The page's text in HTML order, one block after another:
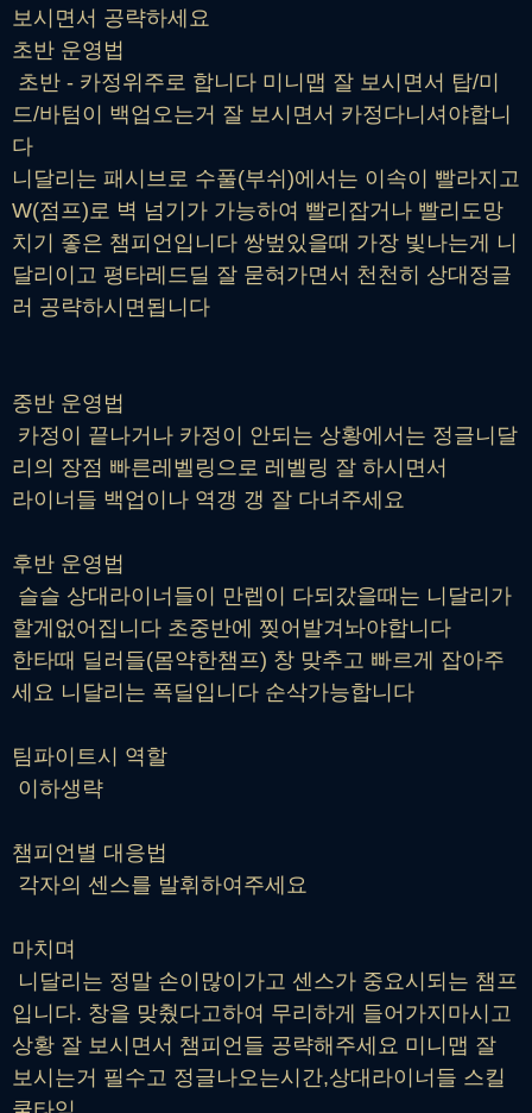
보시면서 공략하세요
초반 운영법
초반 - 카정위주로 합니다 미니맵 잘 보시면서 탑/미
드/바텀이 백업오는거 잘 보시면서 카정다니셔야합니
다
니달리는 패시브로 수풀(부쉬)에서는 이속이 빨라지고
W(점프)로 벽 넘기가 가능하여 빨리잡거나 빨리도망
치기 좋은 챔피언입니다 쌍벞있을때 가장 빛나는게 니
달리이고 평타레드딜 잘 묻혀가면서 천천히 상대정글
러 공략하시면됩니다
중반 운영법
카정이 끝나거나 카정이 안되는 상황에서는 정글니달
리의 장점 빠른레벨링으로 레벨링 잘 하시면서
라이너들 백업이나 역갱 갱 잘 다녀주세요
후반 운영법
슬슬 상대라이너들이 만렙이 다되갔을때는 니달리가
할게없어집니다 초중반에 찢어발겨놔야합니다
한타때 딜러들(몸약한챔프) 창 맞추고 빠르게 잡아주
세요 니달리는 폭딜입니다 순삭가능합니다
팀파이트시 역할
이하생략
챔피언별 대응법
각자의 센스를 발휘하여주세요
마치며
니달리는 정말 손이많이가고 센스가 중요시되는 챔프
입니다. 창을 맞췄다고하여 무리하게 들어가지마시고
상황 잘 보시면서 챔피언들 공략해주세요 미니맵 잘
보시는거 필수고 정글나오는시간,상대라이너들 스킬